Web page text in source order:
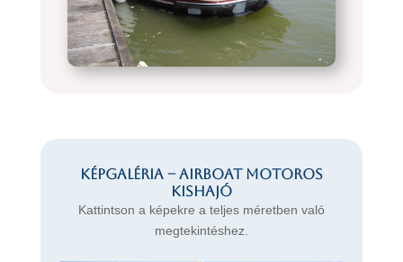
Képgaléria – AIRBOAT motoros
kishajó
Kattintson a képekre a teljes méretben való
megtekintéshez.